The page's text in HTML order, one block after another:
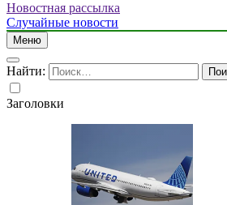
Новостная рассылка
Случайные новости
Меню
Найти:
Заголовки